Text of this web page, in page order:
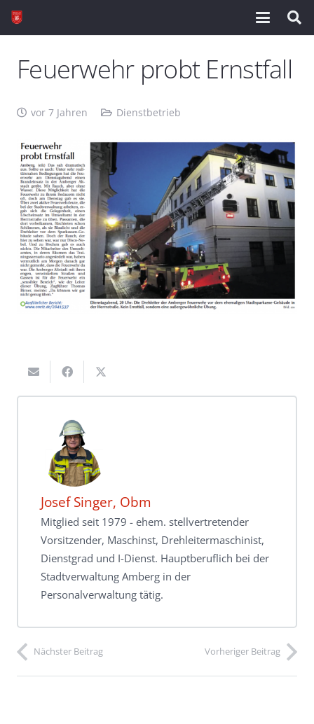
Feuerwehr probt Ernstfall
vor 7 Jahren Dienstbetrieb
Josef Singer, Obm
Mitglied seit 1979 - ehem. stellvertretender
Vorsitzender, Maschinst, Drehleitermaschinist,
Dienstgrad und I-Dienst. Hauptberuflich bei der
Stadtverwaltung Amberg in der
Personalverwaltung tätig.
Nächster Beitrag Vorheriger Beitrag